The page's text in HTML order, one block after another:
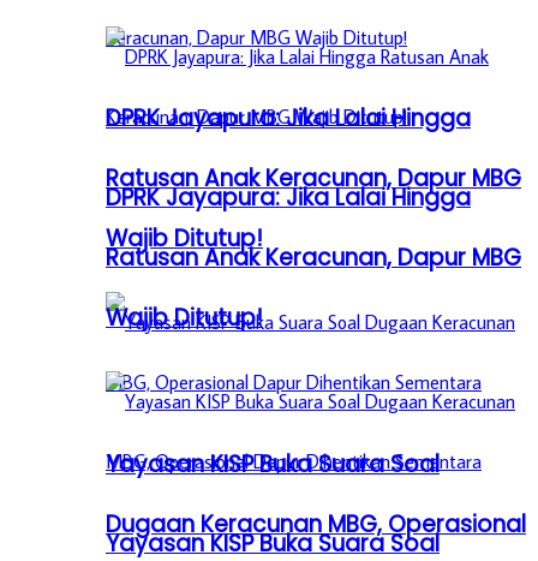
DPRK Jayapura: Jika Lalai Hingga
Ratusan Anak Keracunan, Dapur MBG
Wajib Ditutup!
Yayasan KISP Buka Suara Soal
Dugaan Keracunan MBG, Operasional
DPRK Jayapura: Jika Lalai Hingga
Ratusan Anak Keracunan, Dapur MBG
Wajib Ditutup!
Yayasan KISP Buka Suara Soal